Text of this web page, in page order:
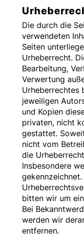
Die durch die
verwendeten
Seiten
Urheberrecht.
Bearbeitung,
Verwertung
Urheberrechtes
jeweiligen
und Kopien
privaten, nicht
gestattet.
nicht vom
die
Insbesondere
bitten wir um
Bei
werden wir
entfernen.